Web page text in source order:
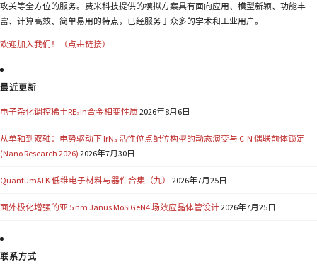
攻关等全方位的服务。费米科技提供的模拟方案具有面向应用、模型新颖、功能丰
富、计算高效、简单易用的特点，已经服务于众多的学术和工业用户。
欢迎加入我们！（点击链接）
最近更新
电子杂化调控稀土RE₂In合金相变性质2026年8月6日
从单轴到双轴：电势驱动下 IrN₄ 活性位点配位构型的动态演变与 C-N 偶联前体锁定
(Nano Research 2026) 2026年7月30日
QuantumATK 低维电子材料与器件合集（九） 2026年7月25日
面外极化增强的亚 5 nm Janus MoSiGeN4 场效应晶体管设计2026年7月25日
联系方式